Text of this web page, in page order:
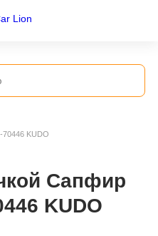
70446 KUDO
Сапфир
KUDO